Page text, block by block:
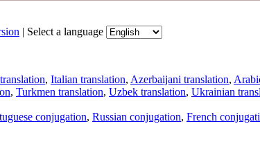
| Select a language
, Italian translation, Azerbaijani translation,
, Turkmen translation, Uzbek translation, Ukrainian
conjugation, Russian conjugation, French